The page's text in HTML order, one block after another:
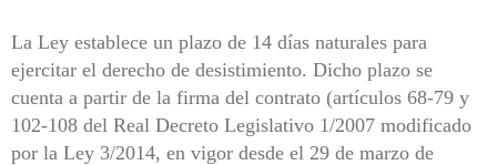
La Ley establece un plazo de 14 días naturales para
ejercitar el derecho de desistimiento. Dicho plazo se
cuenta a partir de la firma del contrato (artículos 68-79 y
102-108 del Real Decreto Legislativo 1/2007 modificado
por la Ley 3/2014, en vigor desde el 29 de marzo de